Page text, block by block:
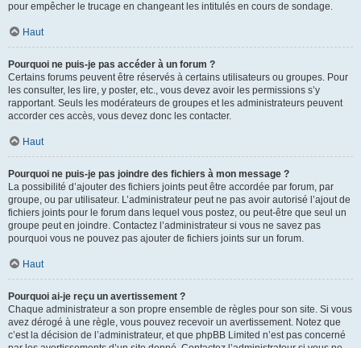
pour empêcher le trucage en changeant les intitulés en cours de sondage.
Haut
Pourquoi ne puis-je pas accéder à un forum ?
Certains forums peuvent être réservés à certains utilisateurs ou groupes. Pour
les consulter, les lire, y poster, etc., vous devez avoir les permissions s’y
rapportant. Seuls les modérateurs de groupes et les administrateurs peuvent
accorder ces accès, vous devez donc les contacter.
Haut
Pourquoi ne puis-je pas joindre des fichiers à mon message ?
La possibilité d’ajouter des fichiers joints peut être accordée par forum, par
groupe, ou par utilisateur. L’administrateur peut ne pas avoir autorisé l’ajout de
fichiers joints pour le forum dans lequel vous postez, ou peut-être que seul un
groupe peut en joindre. Contactez l’administrateur si vous ne savez pas
pourquoi vous ne pouvez pas ajouter de fichiers joints sur un forum.
Haut
Pourquoi ai-je reçu un avertissement ?
Chaque administrateur a son propre ensemble de règles pour son site. Si vous
avez dérogé à une règle, vous pouvez recevoir un avertissement. Notez que
c’est la décision de l’administrateur, et que phpBB Limited n’est pas concerné